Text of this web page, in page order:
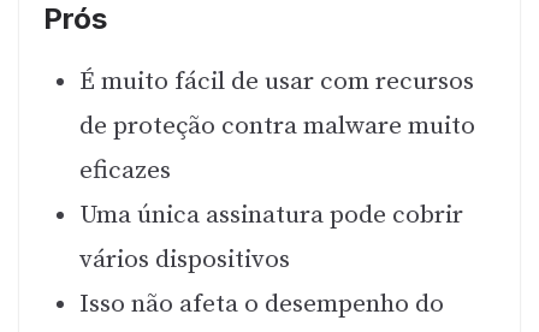
Prós
É muito fácil de usar com recursos
de proteção contra malware muito
eficazes
Uma única assinatura pode cobrir
vários dispositivos
Isso não afeta o desempenho do